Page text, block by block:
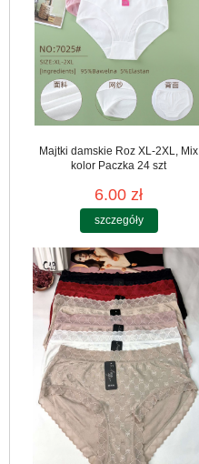
Majtki damskie Roz XL-2XL, Mix
kolor Paczka 24 szt
6.00 zł
szczegóły